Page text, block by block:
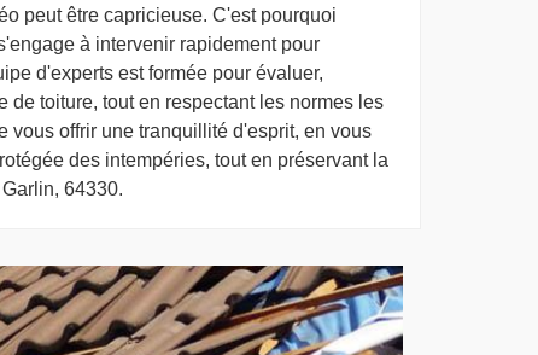
peut être capricieuse. C'est pourquoi
à intervenir rapidement pour
d'experts est formée pour évaluer,
de toiture, tout en respectant les normes les
vous offrir une tranquillité d'esprit, en vous
des intempéries, tout en préservant la
64330.